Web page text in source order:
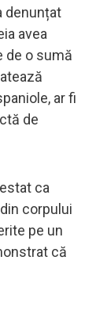
denunțat
avea
de o sumă
ar fi
de
ca
corpului
pe un
că